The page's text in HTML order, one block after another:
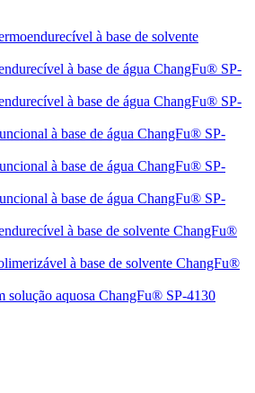
à base de solvente
à base de água ChangFu® SP-
à base de água ChangFu® SP-
à base de água ChangFu® SP-
à base de água ChangFu® SP-
à base de água ChangFu® SP-
à base de solvente ChangFu®
à base de solvente ChangFu®
solução aquosa ChangFu® SP-4130